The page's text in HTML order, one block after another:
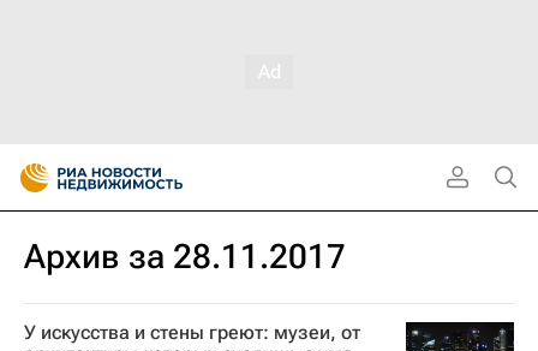
Архив за 28.11.2017
У искусства и стены греют: музеи, от